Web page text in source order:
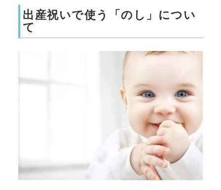
出産祝いで使う「のし」につい
て